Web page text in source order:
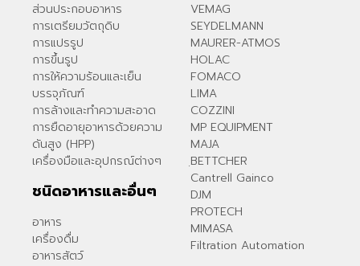
ส่วนประกอบอาหาร
การเตรียมวัตถุดิบ
การแปรรูป
การขึ้นรูป
การให้ความร้อนและเย็น
บรรจุภัณฑ์
การล้างและทำความสะอาด
การยืดอายุอาหารด้วยความ
ดันสูง (HPP)
เครื่องมือและอุปกรณ์ต่างๆ
ชนิดอาหารและอื่นๆ
อาหาร
เครื่องดื่ม
อาหารสัตว์
VEMAG
SEYDELMANN
MAURER-ATMOS
HOLAC
FOMACO
LIMA
COZZINI
MP EQUIPMENT
MAJA
ฺBETTCHER
Cantrell Gainco
DJM
PROTECH
MIMASA
Filtration Automation